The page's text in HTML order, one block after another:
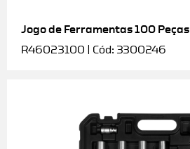
Jogo de Ferramentas 100 Peças
R46023100 | Cód: 3300246